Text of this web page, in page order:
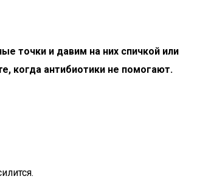
точки и давим на них спичкой или
когда антибиотики не помогают.